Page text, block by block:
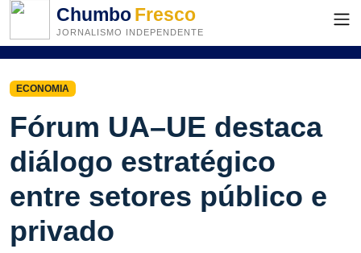
ChumboFresco
JORNALISMO INDEPENDENTE
ECONOMIA
Fórum UA–UE destaca
diálogo estratégico
entre setores público e
privado